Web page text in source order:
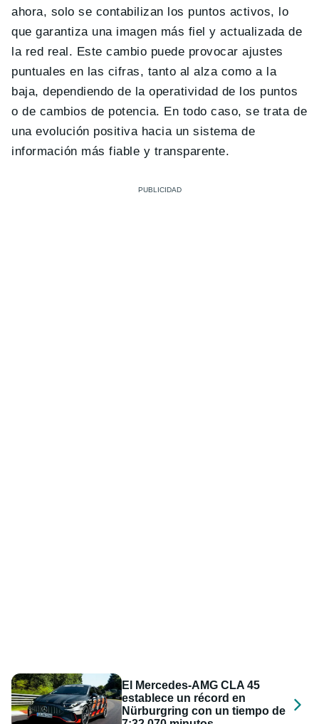
ahora, solo se contabilizan los puntos activos, lo
que garantiza una imagen más fiel y actualizada de
la red real. Este cambio puede provocar ajustes
puntuales en las cifras, tanto al alza como a la
baja, dependiendo de la operatividad de los puntos
o de cambios de potencia. En todo caso, se trata de
una evolución positiva hacia un sistema de
información más fiable y transparente.
El Mercedes-AMG CLA 45
establece un récord en
Nürburgring con un tiempo de